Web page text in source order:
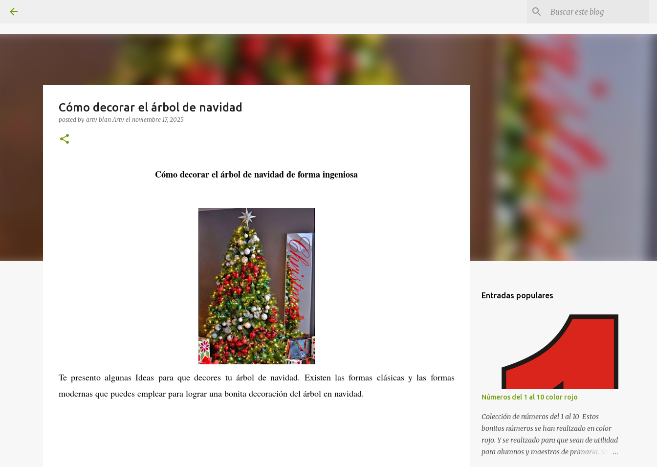
Cómo decorar el árbol de navidad
posted by arty blanArty el noviembre 17, 2025
Cómo decorar el árbol de navidad de forma ingeniosa
Te presento algunas Ideas para que decores tu árbol de navidad. Existen las formas clásicas y las formas
modernas que puedes emplear para lograr una bonita decoración del árbol en navidad.
Entradas populares
Números del 1 al 10 color rojo
Colección de números del 1 al 10 Estos
bonitos números se han realizado en color
rojo. Y se realizado para que sean de utilidad
para alumnos y maestros de primaria. Son